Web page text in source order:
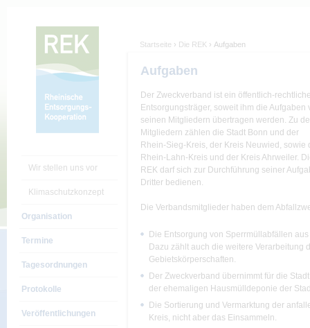
Startseite › Die REK › Aufgaben
Die REK
Aufgaben
Gebiete & Standorte
Wir stellen uns vor
Klimaschutzkonzept
Organisation
Termine
Tagesordnungen
Protokolle
Veröffentlichungen
Aufgaben
Der Zweckverband ist ein öffentlich-
Entsorgungsträger, soweit ihm die Aufgaben
seinen Mitgliedern übertragen werden. Zu
Mitgliedern zählen die Stadt Bonn und der
Rhein-Sieg-Kreis, der Kreis Neuwied, sowie
Rhein-Lahn-Kreis und der Kreis Ahrweiler.
REK darf sich zur Durchführung seiner
Dritter bedienen.
Die Verbandsmitglieder haben dem
Die Entsorgung von Sperrmüllabfällen
Dazu zählt auch die weitere Verarbeitung
Gebietskörperschaften.
Der Zweckverband übernimmt für die
der ehemaligen Hausmülldeponie der
Die Sortierung und Vermarktung der
Kreis, nicht aber das Einsammeln.